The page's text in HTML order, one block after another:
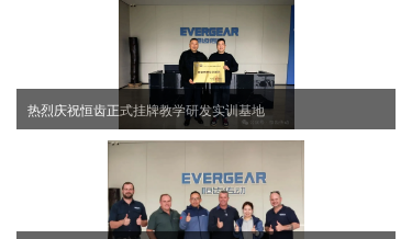
热烈庆祝恒齿正式挂牌教学研发实训基地